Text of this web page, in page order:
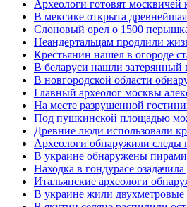
Археологи готовят
В мексике открыта
Слоновый орел о 1500
Неандертальцам продлили
Крестьянин нашел в огороде
В беларуси нашли затерянный
В новгородской области
Главный археолог москвы
На месте разрушенной
Под пушкинской площадью
Древние люди использовали
Археологи обнаружили следы
В украине обнаружены
Находка в гондурасе
Итальянские археологи
В украине жили